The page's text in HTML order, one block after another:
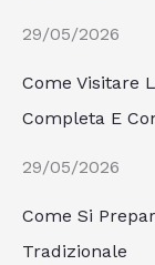
29/05/2026
Come Visitare
Completa E
29/05/2026
Come Si
Tradizionale